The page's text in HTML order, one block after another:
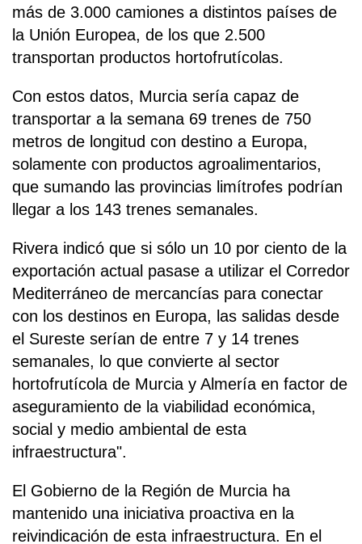
más de 3.000 camiones a distintos países de
la Unión Europea, de los que 2.500
transportan productos hortofrutícolas.
Con estos datos, Murcia sería capaz de
transportar a la semana 69 trenes de 750
metros de longitud con destino a Europa,
solamente con productos agroalimentarios,
que sumando las provincias limítrofes podrían
llegar a los 143 trenes semanales.
Rivera indicó que si sólo un 10 por ciento de la
exportación actual pasase a utilizar el Corredor
Mediterráneo de mercancías para conectar
con los destinos en Europa, las salidas desde
el Sureste serían de entre 7 y 14 trenes
semanales, lo que convierte al sector
hortofrutícola de Murcia y Almería en factor de
aseguramiento de la viabilidad económica,
social y medio ambiental de esta
infraestructura".
El Gobierno de la Región de Murcia ha
mantenido una iniciativa proactiva en la
reivindicación de esta infraestructura. En el